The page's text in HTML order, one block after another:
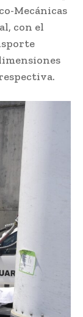
Mecánicas
con el